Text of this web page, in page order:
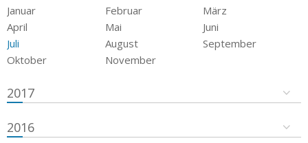
Januar Februar
März
April
Mai
Juni
Juli
August
September
Oktober
November
2017
2016